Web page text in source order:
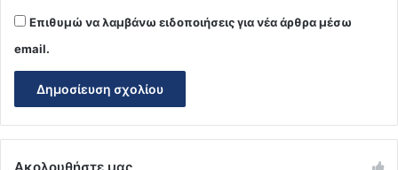
Επιθυμώ να λαμβάνω ειδοποιήσεις για νέα άρθρα μέσω
email.